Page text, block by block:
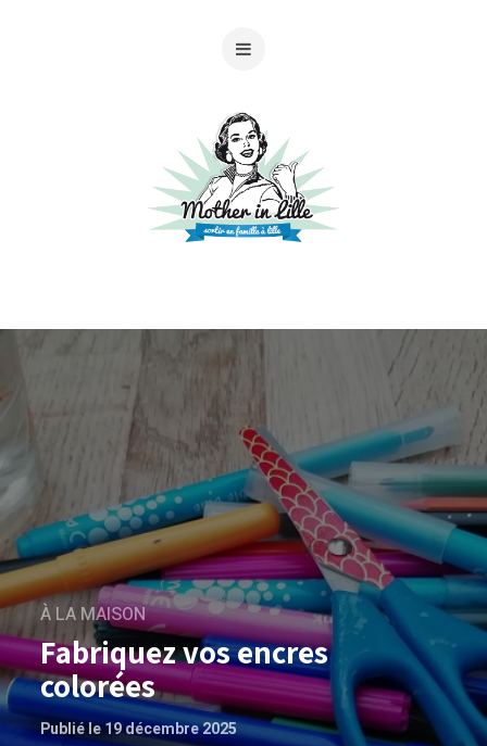
À LA MAISON
Fabriquez vos encres
colorées
Publié le 19 décembre 2025